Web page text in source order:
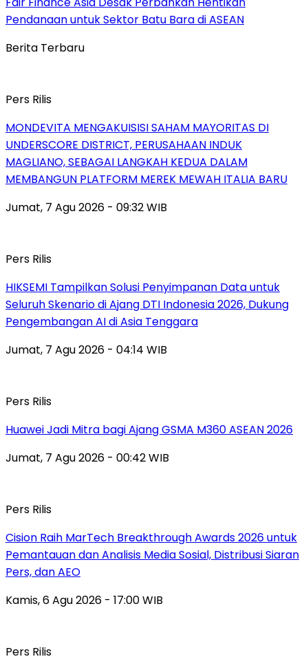
Pendanaan untuk Sektor Batu Bara di ASEAN
Berita Terbaru
Pers Rilis
MONDEVITA MENGAKUISISI SAHAM MAYORITAS DI
UNDERSCORE DISTRICT, PERUSAHAAN INDUK
MAGLIANO, SEBAGAI LANGKAH KEDUA DALAM
MEMBANGUN PLATFORM MEREK MEWAH ITALIA BARU
Jumat, 7 Agu 2026 - 09:32 WIB
Pers Rilis
HIKSEMI Tampilkan Solusi Penyimpanan Data untuk
Seluruh Skenario di Ajang DTI Indonesia 2026, Dukung
Pengembangan AI di Asia Tenggara
Jumat, 7 Agu 2026 - 04:14 WIB
Pers Rilis
Huawei Jadi Mitra bagi Ajang GSMA M360 ASEAN 2026
Jumat, 7 Agu 2026 - 00:42 WIB
Pers Rilis
Cision Raih MarTech Breakthrough Awards 2026 untuk
Pemantauan dan Analisis Media Sosial, Distribusi Siaran
Pers, dan AEO
Kamis, 6 Agu 2026 - 17:00 WIB
Pers Rilis